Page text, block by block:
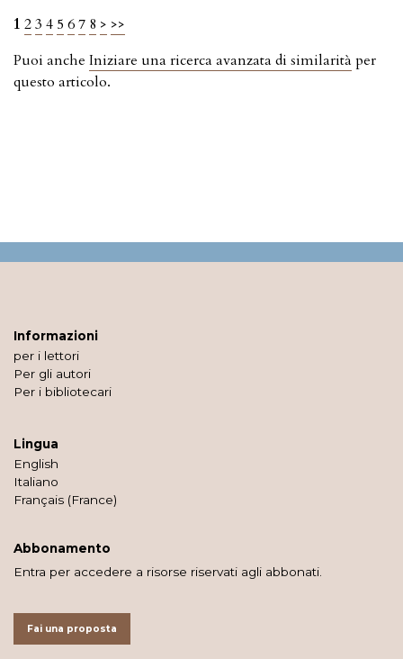
1 23 4 5 67 8 > >>
Puoi anche Iniziare una ricerca avanzata di similarità per
questo articolo.
Informazioni
per i lettori
Per gli autori
Per i bibliotecari
Lingua
English
Italiano
Français (France)
Abbonamento
Entra per accedere a risorse riservati agli abbonati.
Fai una proposta